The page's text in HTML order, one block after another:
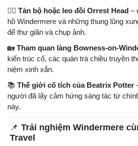
🚶‍♂️ Tản bộ hoặc leo đồi Orrest Head –
hồ Windermere và những thung lũng
để thư giãn và chụp ảnh.
🏡 Tham quan làng Bowness-on-
kiến trúc cổ, các quán trà chiều truyền
niệm xinh xắn.
📚 Thế giới cổ tích của Beatrix Potter
người đã lấy cảm hứng sáng tác từ
này.
📌 Trải nghiệm Windermere
Travel